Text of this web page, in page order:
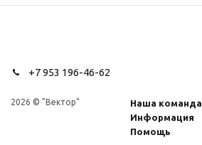
+7 953 196-46-62
2026 © "Вектор"
Наша команда
Информация
Помощь